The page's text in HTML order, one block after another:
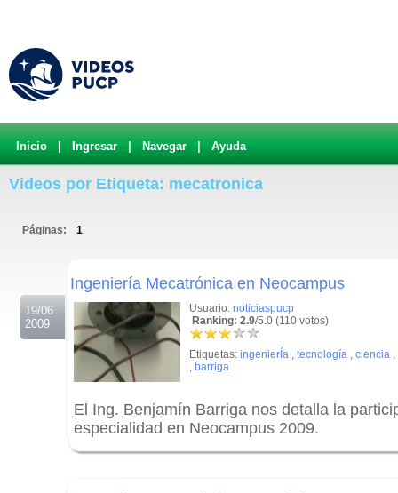
Inicio Ingresar Navegar Ayuda
Videos por Etiqueta: mecatronica
Páginas: 1
19/06
2009
Ingeniería Mecatrónica en Neocampus
Usuario: noticiaspucp
Ranking: 2.9/5.0 (110 votos)
Etiquetas: ingenierÍa , tecnología , ciencia ,
, barriga
El Ing. Benjamín Barriga nos detalla la
especialidad en Neocampus 2009.